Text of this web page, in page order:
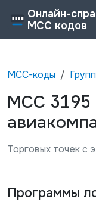
Онлайн-
MCC кодов
MCC-коды
MCC 3195
Торговых точек с
Программы